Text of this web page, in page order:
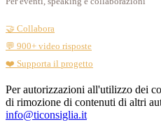
🤝 Collabora
💬 900+ video risposte
❤️ Supporta il progetto
Per autorizzazioni all'utilizzo dei
di rimozione di contenuti di altri
info@ticonsiglia.it